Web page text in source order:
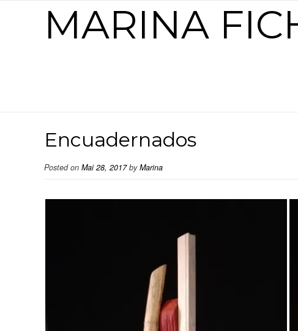
MARINA
Encuadernados
Posted on Mai 28, 2017byMarina